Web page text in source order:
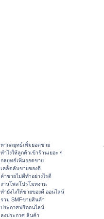
หากลยุทธ์เพิ่มยอดขาย
ทําไงให้ลูกค้าเข้าร้านเยอะ ๆ
กลยุทธ์เพิ่มยอดขาย
เคล็ดลับขายของดี
ค้าขายไม่ดีทำอย่างไรดี
งานโพสโปรโมทงาน
ทํายังไงให้ขายของดี ออนไลน์
รวม SMFขายสินค้า
ประกาศฟรีออนไลน์
ลงประกาศ สินค้า